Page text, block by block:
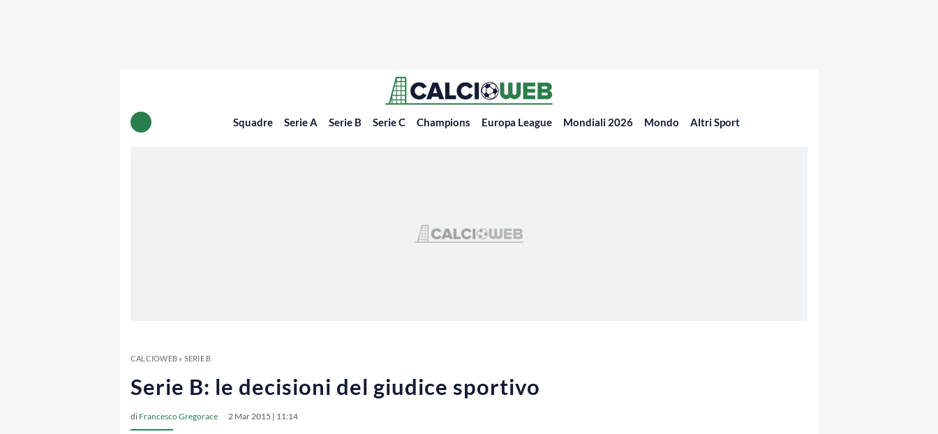
Squadre Serie A Serie B Serie C Champions Europa League Mondiali 2026 Mondo Altri Sport
CALCIOWEB» SERIE B
Serie B: le decisioni del giudice sportivo
di Francesco Gregorace 2 Mar 2015 | 11:14